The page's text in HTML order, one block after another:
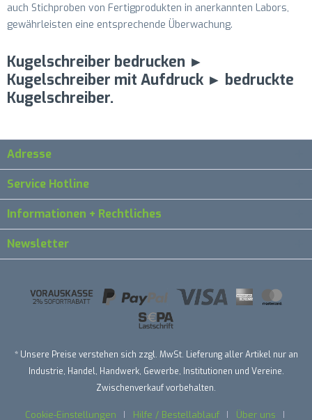
auch Stichproben von Fertigprodukten in anerkannten Labors,
gewährleisten eine entsprechende Überwachung.
Kugelschreiber bedrucken ►
Kugelschreiber mit Aufdruck ► bedruckte
Kugelschreiber.
Adresse
Service Hotline
Informationen + Rechtliches
Newsletter
* Unsere Preise verstehen sich zzgl. MwSt. Lieferung aller Artikel nur an
Industrie, Handel, Handwerk, Gewerbe, Institutionen und Vereine.
Zwischenverkauf vorbehalten.
Cookie-Einstellungen Hilfe / Bestellablauf Über uns